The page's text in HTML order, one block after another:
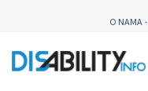
O NAMA